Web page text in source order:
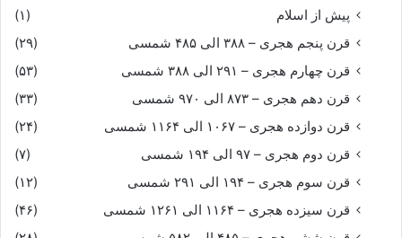
پیش از اسلام
(۱)
قرن پنجم هجری – ۳۸۸ الی ۴۸۵ شمسی
(۲۹)
قرن چهارم هجری – ۲۹۱ الی ۳۸۸ شمسی
(۵۳)
قرن دهم هجری – ۸۷۳ الی ۹۷۰ شمسی
(۳۳)
قرن دوازده هجری – ۱۰۶۷ الی ۱۱۶۴ شمسی
(۲۴)
قرن دوم هجری – ۹۷ الی ۱۹۴ شمسی
(۷)
قرن سوم هجری – ۱۹۴ الی ۲۹۱ شمسی
(۱۲)
قرن سیزده هجری – ۱۱۶۴ الی ۱۲۶۱ شمسی
(۴۶)